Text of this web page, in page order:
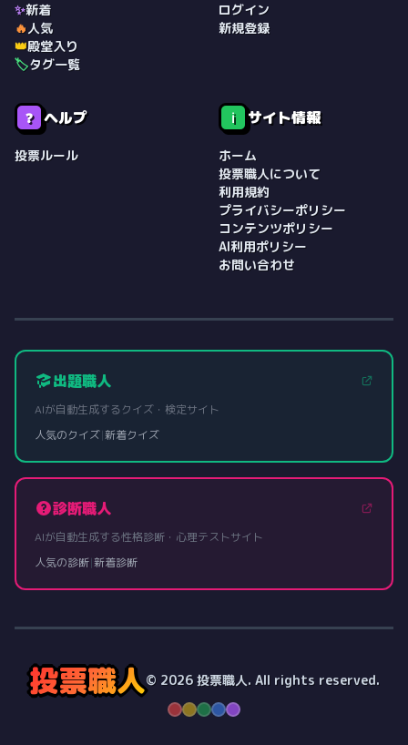
✨新着
🔥人気
👑殿堂入り
🏷️タグ一覧
ログイン
新規登録
❓ ヘルプ
投票ルール
ℹ️ サイト情報
ホーム
投票職人について
利用規約
プライバシーポリシー
コンテンツポリシー
AI利用ポリシー
お問い合わせ
出題職人
AIが自動生成するクイズ・検定サイト
人気のクイズ|新着クイズ
診断職人
AIが自動生成する性格診断・心理テストサイト
人気の診断|新着診断
投票職人© 2026 投票職人. All rights reserved.